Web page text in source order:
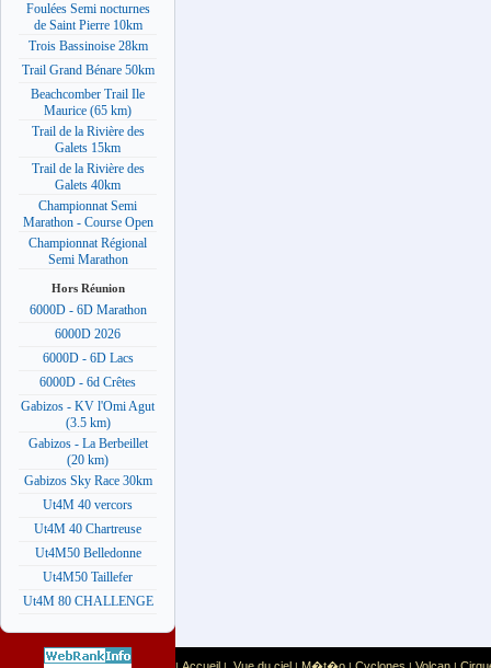
Foulées Semi nocturnes
de Saint Pierre 10km
Trois Bassinoise 28km
Trail Grand Bénare 50km
Beachcomber Trail Ile
Maurice (65 km)
Trail de la Rivière des
Galets 15km
Trail de la Rivière des
Galets 40km
Championnat Semi
Marathon - Course Open
Championnat Régional
Semi Marathon
Hors Réunion
6000D - 6D Marathon
6000D 2026
6000D - 6D Lacs
6000D - 6d Crêtes
Gabizos - KV l'Omi Agut
(3.5 km)
Gabizos - La Berbeillet
(20 km)
Gabizos Sky Race 30km
Ut4M 40 vercors
Ut4M 40 Chartreuse
Ut4M50 Belledonne
Ut4M50 Taillefer
Ut4M 80 CHALLENGE